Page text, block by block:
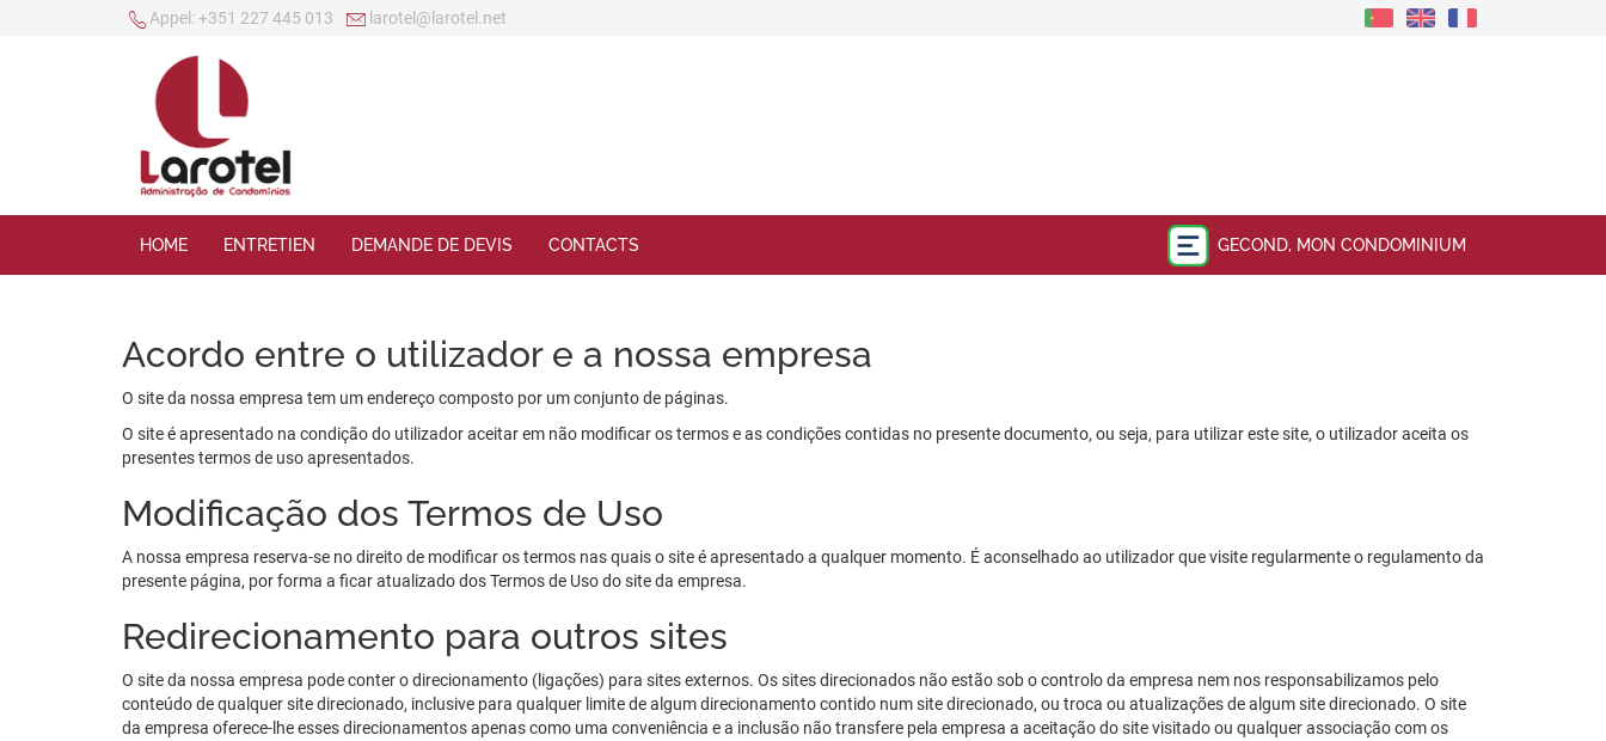
Appel: +351 227 445 013 larotel@larotel.net
HOME ENTRETIEN DEMANDE DE DEVIS CONTACTS GECOND, MON CONDOMINIUM
Acordo entre o utilizador e a nossa empresa
O site da nossa empresa tem um endereço composto por um conjunto de páginas.
O site é apresentado na condição do utilizador aceitar em não modificar os termos e as condições contidas no presente documento, ou seja, para utilizar este site, o utilizador aceita os
presentes termos de uso apresentados.
Modificação dos Termos de Uso
A nossa empresa reserva-se no direito de modificar os termos nas quais o site é apresentado a qualquer momento. É aconselhado ao utilizador que visite regularmente o regulamento da
presente página, por forma a ficar atualizado dos Termos de Uso do site da empresa.
Redirecionamento para outros sites
O site da nossa empresa pode conter o direcionamento (ligações) para sites externos. Os sites direcionados não estão sob o controlo da empresa nem nos responsabilizamos pelo
conteúdo de qualquer site direcionado, inclusive para qualquer limite de algum direcionamento contido num site direcionado, ou troca ou atualizações de algum site direcionado. O site
da empresa oferece-lhe esses direcionamentos apenas como uma conveniência e a inclusão não transfere pela empresa a aceitação do site visitado ou qualquer associação com os